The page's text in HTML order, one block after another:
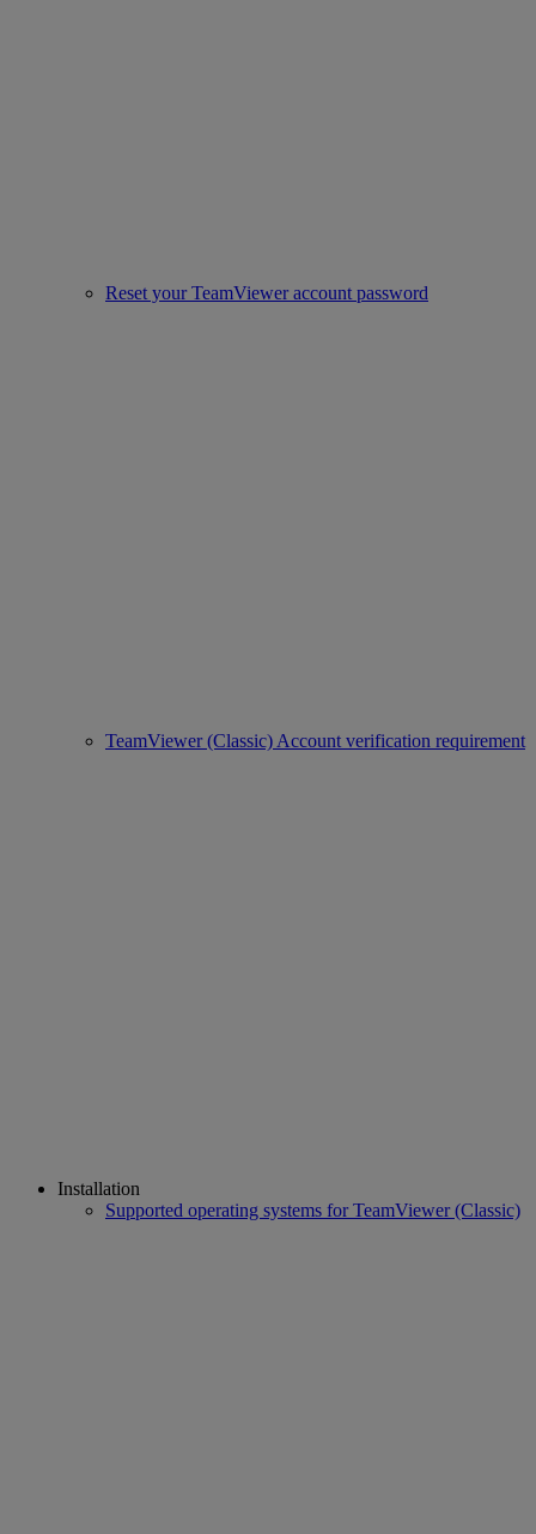
Reset your TeamViewer account password
TeamViewer (Classic) Account verification requirement
Installation
Supported operating systems for TeamViewer (Classic)